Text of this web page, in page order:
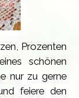
Prozenten
schönen
nur zu gerne
feiere den